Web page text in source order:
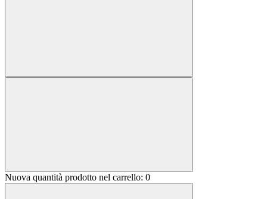
Nuova quantità prodotto nel carrello: 0